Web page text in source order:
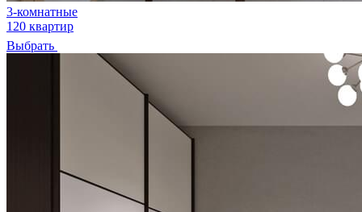
3-комнатные
120 квартир
Выбрать